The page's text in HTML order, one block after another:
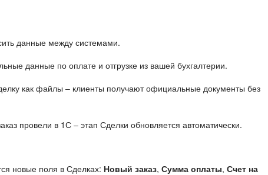
данные между системами.
данные по оплате и отгрузке из вашей бухгалтерии.
как файлы – клиенты получают официальные документы без
провели в 1С – этап Сделки обновляется автоматически.
новые поля в Сделках: Новый заказ, Сумма оплаты, Счет на